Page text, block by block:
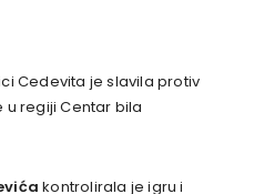
Cedevita je slavila protiv
u regiji Centar bila
kontrolirala je igru i